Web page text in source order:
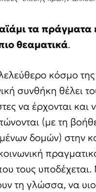
τα πράγματα
θεαματικά.
κόσμο
συνθήκη θέλει
να έρχονται και
(με τη
δομών) στην
τους
τη γλώσσα, να